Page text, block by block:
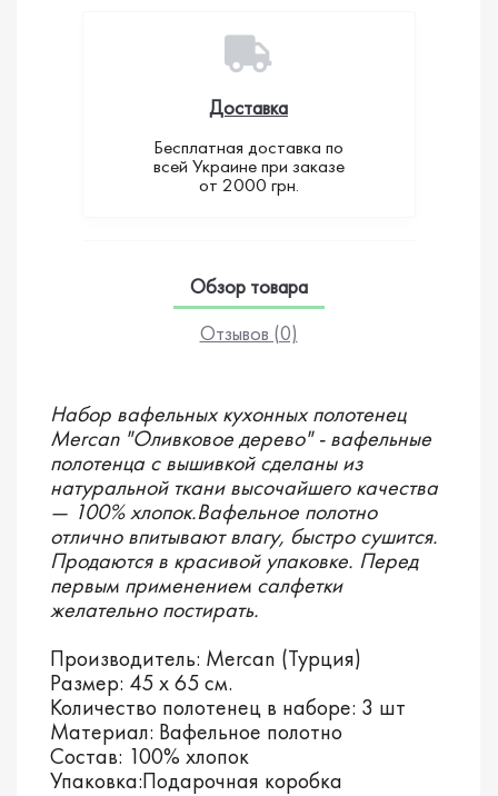
Доставка
Бесплатная доставка по
всей Украине при заказе
от 2000 грн.
Обзор товара
Отзывов (0)
Набор вафельных кухонных полотенец
Mercan "Оливковое дерево" - вафельные
полотенца с вышивкой сделаны из
натуральной ткани высочайшего качества
— 100% хлопок.Вафельное полотно
отлично впитывают влагу, быстро сушится.
Продаются в красивой упаковке. Перед
первым применением салфетки
желательно постирать.
Производитель: Mercan (Турция)
Размер: 45 х 65 см.
Количество полотенец в наборе: 3 шт
Материал: Вафельное полотно
Состав: 100% хлопок
Упаковка:Подарочная коробка